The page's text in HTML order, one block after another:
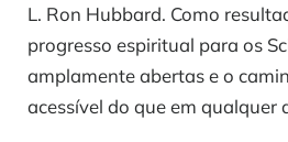
L. Ron Hubbard. Como
progresso espiritual para os
amplamente abertas e o
acessível do que em qualquer